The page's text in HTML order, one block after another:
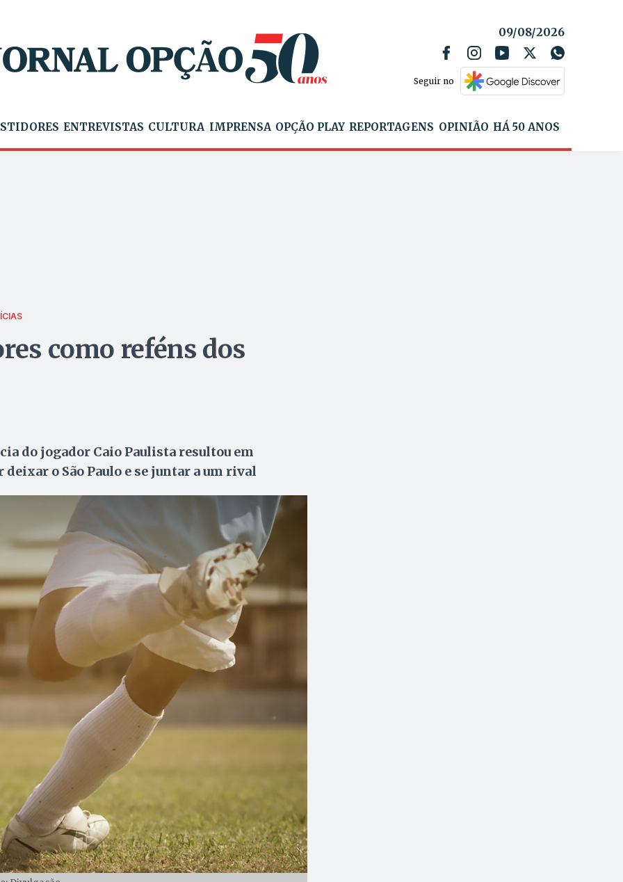
09/08/2026
Seguir no
ENTREVISTAS CULTURA IMPRENSA OPÇÃO PLAY REPORTAGENS OPINIÃO HÁ 50 ANOS
como reféns dos
do jogador Caio Paulista resultou em
o São Paulo e se juntar a um rival